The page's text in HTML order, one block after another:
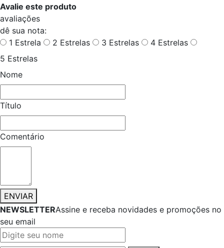
Avalie este produto
avaliações
dê sua nota:
1 Estrela
2 Estrelas 3 Estrelas
4 Estrelas
5 Estrelas
Nome
Título
Comentário
ENVIAR
NEWSLETTERAssine e receba novidades e promoções no
seu email